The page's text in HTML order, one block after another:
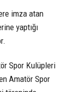
imza atan
yaptığı
Spor Kulüpleri
Amatör Spor